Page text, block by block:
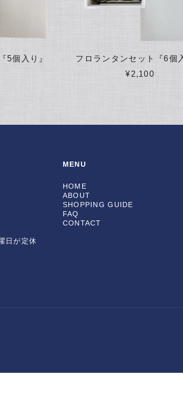
5個入り』
フロランタンセット『6個
¥2,100
日が定休
MENU
HOME
ABOUT
SHOPPING GUIDE
FAQ
CONTACT